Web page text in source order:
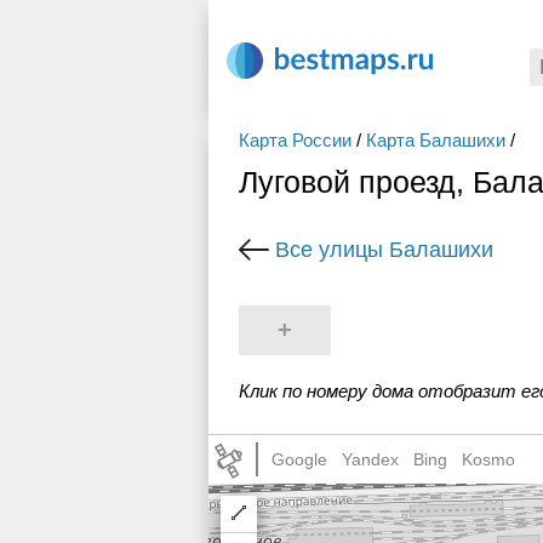
Карта России / Карта Балашихи /
Луговой проезд,
Все улицы Балашихи
+
Клик по номеру дома отобразит
Google Yandex Bing Kosmo
Draw